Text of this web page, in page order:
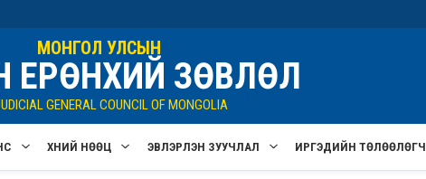
МОНГОЛ УЛСЫН
ЕРӨНХИЙ ЗӨВЛӨЛ
GENERAL COUNCIL OF MONGOLIA
ХҮНИЙ НӨӨЦ ЭВЛЭРҮҮЛЭН ЗУУЧЛАЛ ИРГЭДИЙН ТӨЛӨӨЛӨГЧ